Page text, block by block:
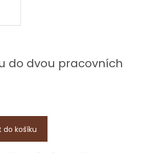
do dvou pracovních
do košíku